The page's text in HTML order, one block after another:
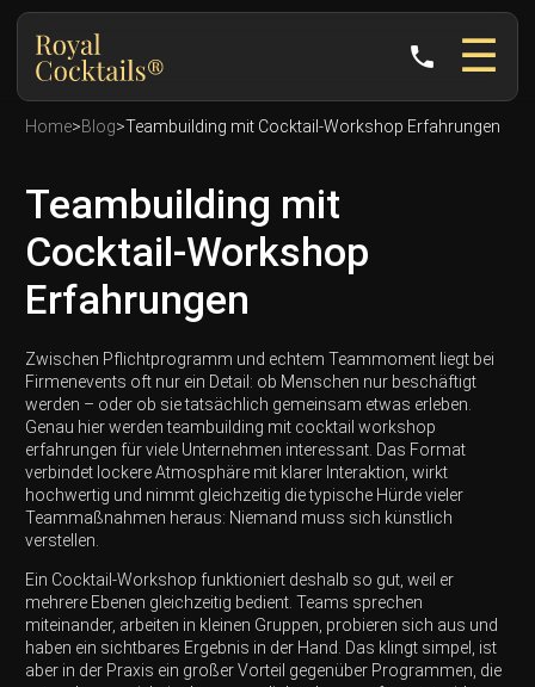
phone ☰
Home>Blog>Teambuilding mit Cocktail-Workshop Erfahrungen
Teambuilding mit
Cocktail-Workshop
Erfahrungen
Zwischen Pflichtprogramm und echtem Teammoment liegt bei
Firmenevents oft nur ein Detail: ob Menschen nur beschäftigt
werden – oder ob sie tatsächlich gemeinsam etwas erleben.
Genau hier werden teambuilding mit cocktail workshop
erfahrungen für viele Unternehmen interessant. Das Format
verbindet lockere Atmosphäre mit klarer Interaktion, wirkt
hochwertig und nimmt gleichzeitig die typische Hürde vieler
Teammaßnahmen heraus: Niemand muss sich künstlich
verstellen.
Ein Cocktail-Workshop funktioniert deshalb so gut, weil er
mehrere Ebenen gleichzeitig bedient. Teams sprechen
miteinander, arbeiten in kleinen Gruppen, probieren sich aus und
haben ein sichtbares Ergebnis in der Hand. Das klingt simpel, ist
aber in der Praxis ein großer Vorteil gegenüber Programmen, die